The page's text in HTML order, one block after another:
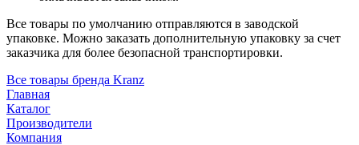
Все товары по умолчанию отправляются в заводской
упаковке. Можно заказать дополнительную упаковку за счет
заказчика для более безопасной транспортировки.
Все товары бренда Kranz
Главная
Каталог
Производители
Компания